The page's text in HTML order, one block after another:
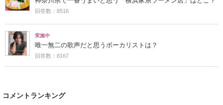
回答数：8516
実施中
唯一無二の歌声だと思うボーカリストは？
回答数：8167
コメントランキング